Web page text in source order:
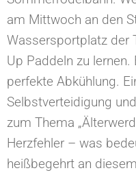
am Mittwoch an den
Wassersportplatz der
Up Paddeln zu
perfekte Abkühlung.
Selbstverteidigung
zum Thema
Herzfehler – was
heißbegehrt an